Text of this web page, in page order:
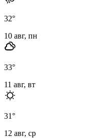
32°
10 авг, пн
33°
11 авг, вт
31°
12 авг, ср